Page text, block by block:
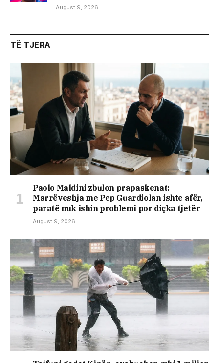
August 9, 2026
TË TJERA
Paolo Maldini zbulon prapaskenat:
Marrëveshja me Pep Guardiolan ishte afër,
paratë nuk ishin problemi por diçka tjetër
August 9, 2026